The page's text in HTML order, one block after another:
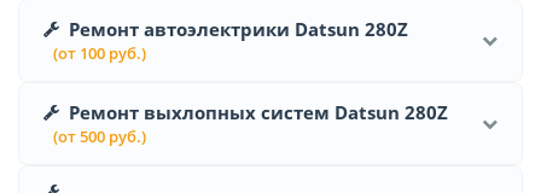
Ремонт автоэлектрики Datsun 280Z
(от 100 руб.)
Ремонт выхлопных систем Datsun 280Z
(от 500 руб.)